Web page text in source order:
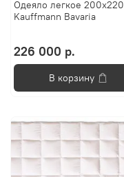
Одеяло легкое 200х220
Kauffmann Bavaria
226 000 р.
В корзину